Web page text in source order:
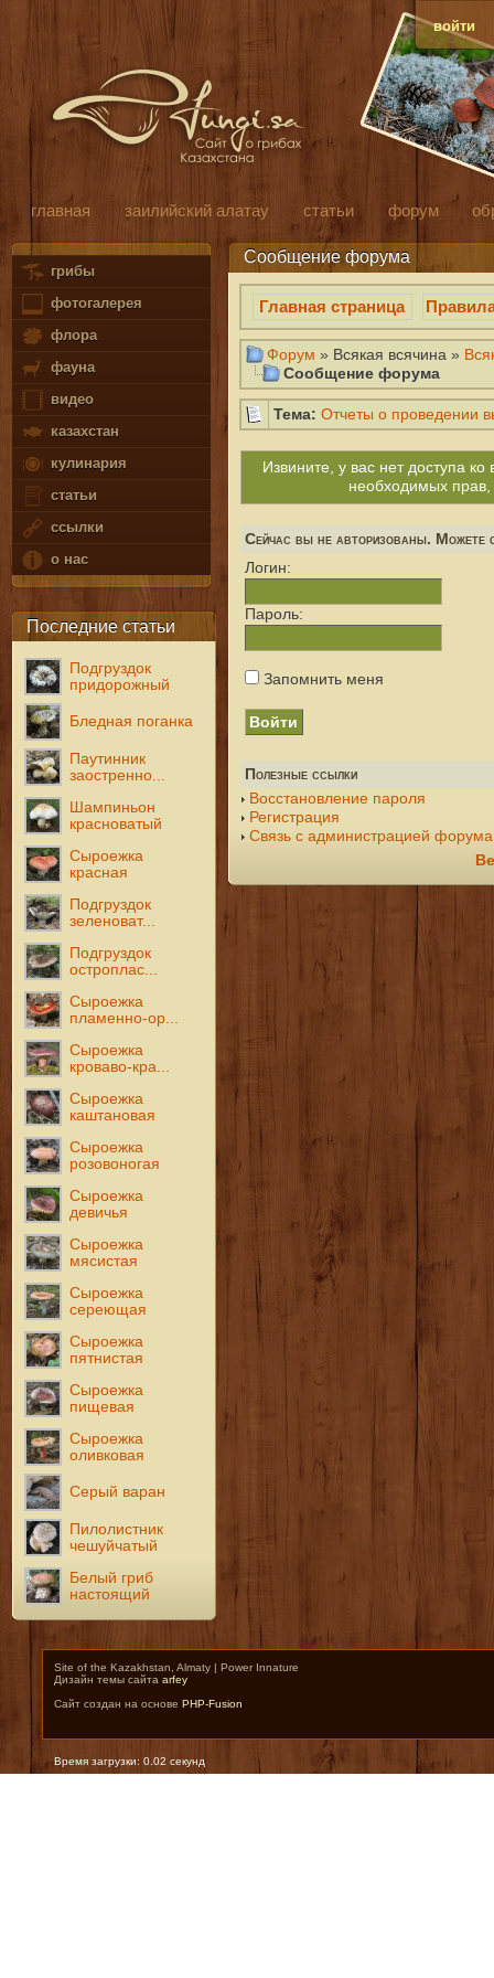
войти
главная заилийский алатау статьи форум
грибы
фотогалерея
флора
фауна
видео
казахстан
кулинария
статьи
ссылки
о нас
Последние статьи
Подгруздок
придорожный
Бледная поганка
Паутинник
заостренно...
Шампиньон
красноватый
Сыроежка
красная
Подгруздок
зеленоват...
Подгруздок
остроплас...
Сыроежка
пламенно-ор...
Сыроежка
кроваво-кра...
Сыроежка
каштановая
Сыроежка
розовоногая
Сыроежка
девичья
Сыроежка
мясистая
Сыроежка
сереющая
Сыроежка
пятнистая
Сыроежка
пищевая
Сыроежка
оливковая
Серый варан
Пилолистник
чешуйчатый
Белый гриб
настоящий
Сообщение форума
Главная страница
Форум » Всякая всячина »
Сообщение форума
Тема: Отчеты о проведении
Извините, у вас нет доступа
необходимых прав,
Сейчас вы не авторизованы. Можете
Логин:
Пароль:
Запомнить меня
Полезные ссылки
Восстановление пароля
Регистрация
Связь с администрацией форума
Site of the Kazakhstan, Almaty | Power Innature
Дизайн темы сайта arfey
Сайт создан на основе PHP-Fusion
Время загрузки: 0.02 секунд